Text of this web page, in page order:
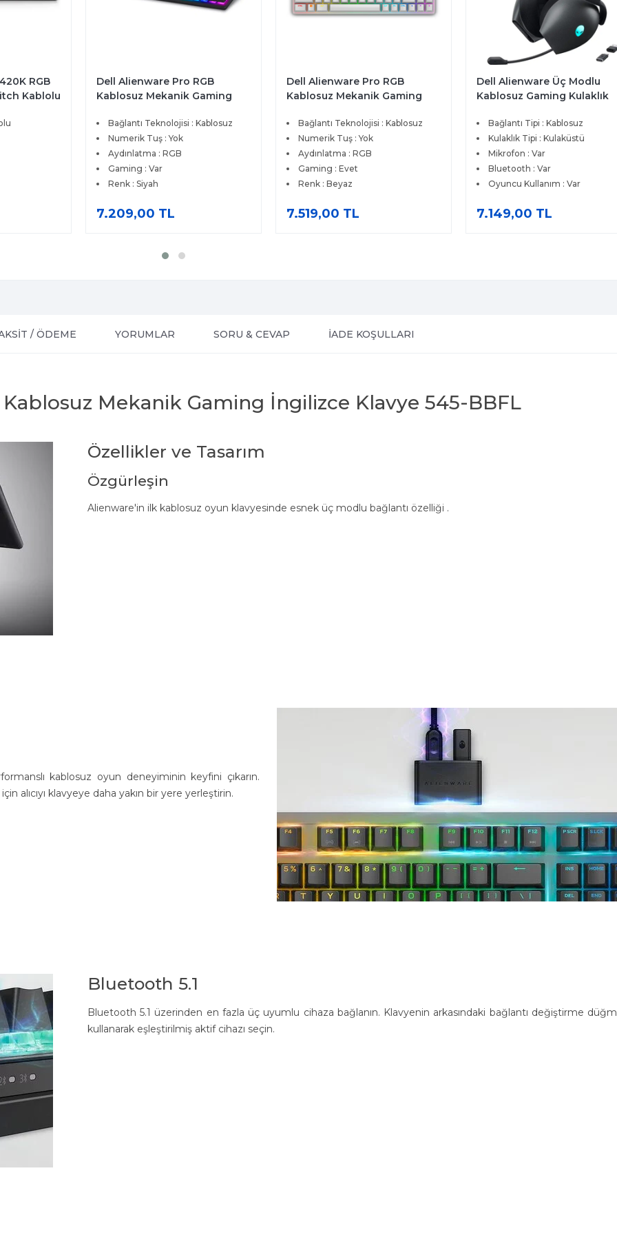
RGB
Kablolu
Dell Alienware Pro RGB
Kablosuz Mekanik Gaming
BBFQ
Bağlantı Teknolojisi : Kablosuz
Numerik Tuş : Yok
Aydınlatma : RGB
Gaming : Var
Renk : Siyah
7.209,00 TL
Dell Alienware Pro RGB
Kablosuz Mekanik Gaming
BBFR
Bağlantı Teknolojisi : Kablosuz
Numerik Tuş : Yok
Aydınlatma : RGB
Gaming : Evet
Renk : Beyaz
7.519,00 TL
Dell Alienware Üç Modlu
Kablosuz Gaming Kulaklık
Bağlantı Tipi : Kablosuz
Kulaklık Tipi : Kulaküstü
Mikrofon : Var
Bluetooth : Var
Oyuncu Kullanım : Var
7.149,00 TL
/ ÖDEME YORUMLAR SORU & CEVAP İADE KOŞULLARI
Mekanik Gaming İngilizce Klavye 545-BBFL
Özellikler ve Tasarım
Özgürleşin
Alienware'in ilk kablosuz oyun klavyesinde esnek üç modlu bağlantı özelliği .
kablosuz oyun deneyiminin keyfini çıkarın.
alıcıyı klavyeye daha yakın bir yere yerleştirin.
Bluetooth 5.1
Bluetooth 5.1 üzerinden en fazla üç uyumlu cihaza bağlanın. Klavyenin arkasındaki bağlantı değiştirme
kullanarak eşleştirilmiş aktif cihazı seçin.